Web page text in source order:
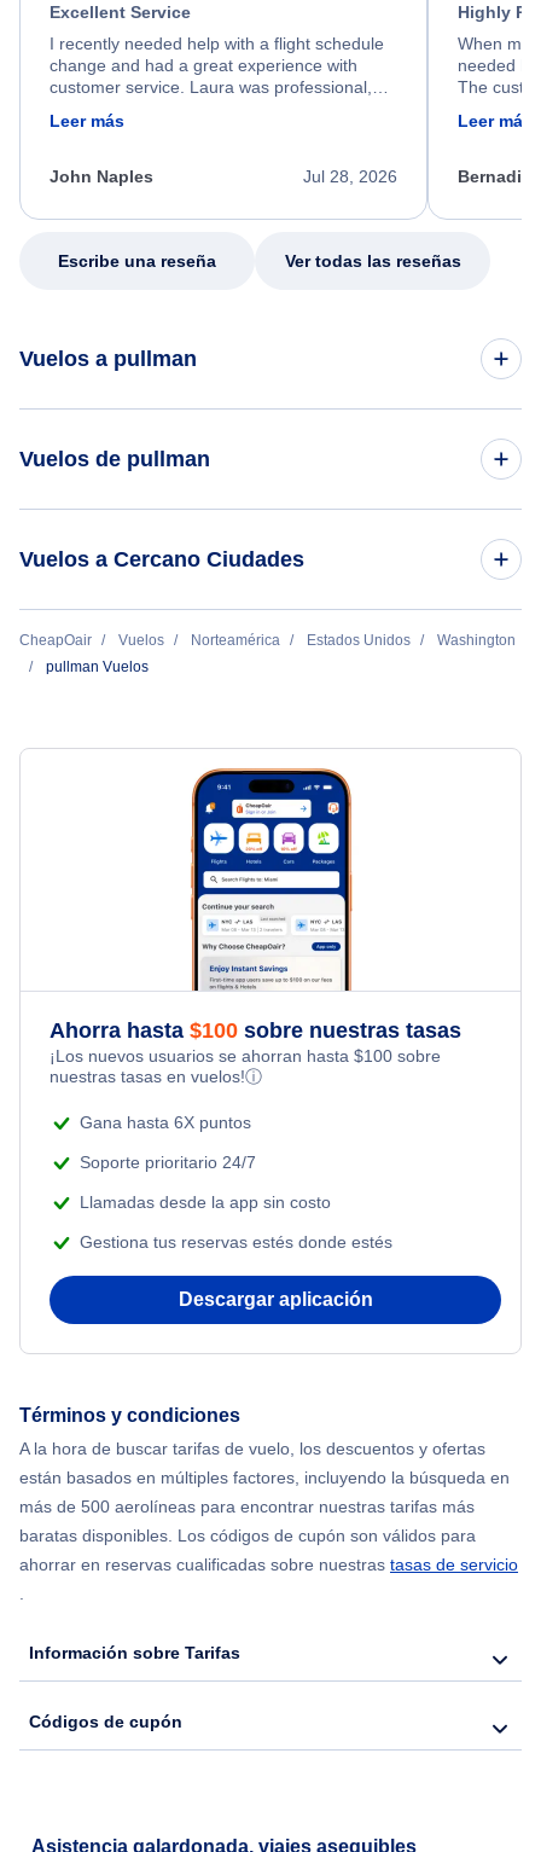
Excellent Service
I recently needed help with a flight schedule
change and had a great experience with
customer service. Laura was professional,
friendly, and very helpful throughout the
process. She quickly found a solution and
appreciate her excellent service.
Leer más
Jul 28, 2026
John Naples
Highly
When my
needed
The
calm,
my issue.
Leer más
Escribe una reseña Ver todas las reseñas
Vuelos a pullman
Vuelos de Boise a pullman
Vuelos de pullman
Vuelos de pullman a Dallas
Vuelos a Cercano Ciudades
Spokane Vuelos
CheapOair Vuelos Norteamérica Estados Unidos
Washington
pullman Vuelos
Ahorra hasta $100 sobre nuestras tasas
¡Los nuevos usuarios se ahorran hasta $100 sobre
nuestras tasas en vuelos!ⓘ
Gana hasta 6X puntos
Soporte prioritario 24/7
Llamadas desde la app sin costo
Gestiona tus reservas estés donde estés
Descargar aplicación
Términos y condiciones
A la hora de buscar tarifas de vuelo, los descuentos y ofertas
están basados en múltiples factores, incluyendo la búsqueda en
más de 500 aerolíneas para encontrar nuestras tarifas más
baratas disponibles. Los códigos de cupón son válidos para
ahorrar en reservas cualificadas sobre nuestras tasas de servicio
.
Información sobre Tarifas
Códigos de cupón
Asistencia galardonada, viajes asequibles